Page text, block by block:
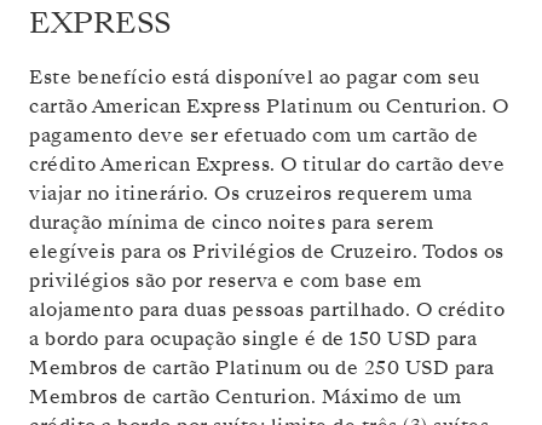
EXPRESS
Este benefício está disponível ao pagar com seu
cartão American Express Platinum ou Centurion. O
pagamento deve ser efetuado com um cartão de
crédito American Express. O titular do cartão deve
viajar no itinerário. Os cruzeiros requerem uma
duração mínima de cinco noites para serem
elegíveis para os Privilégios de Cruzeiro. Todos os
privilégios são por reserva e com base em
alojamento para duas pessoas partilhado. O crédito
a bordo para ocupação single é de 150 USD para
Membros de cartão Platinum ou de 250 USD para
Membros de cartão Centurion. Máximo de um